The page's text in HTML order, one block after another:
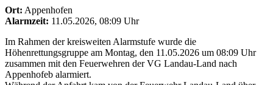
Ort: Appenhofen
Alarmzeit: 11.05.2026, 08:09 Uhr
Im Rahmen der kreisweiten Alarmstufe wurde die
Höhenrettungsgruppe am Montag, den 11.05.2026 um 08:09 Uhr
zusammen mit den Feuerwehren der VG Landau-Land nach
Appenhofeb alarmiert.